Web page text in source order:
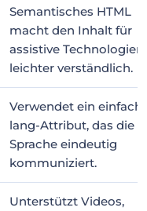
Semantisches HTML
macht den Inhalt für
assistive Technologien
leichter verständlich.
Verwendet ein
lang-Attribut, das die
Sprache eindeutig
kommuniziert.
Unterstützt Videos,